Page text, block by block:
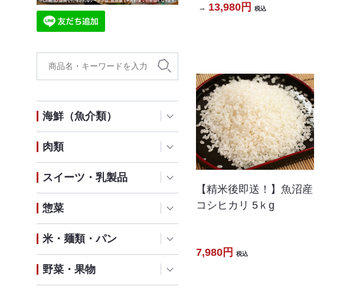
海鮮（魚介類）
肉類
スイーツ・乳製品
惣菜
米・麺類・パン
野菜・果物
→ 13,980円 税込
【精米後即送！】魚沼産
コシヒカリ 5ｋg
7,980円 税込